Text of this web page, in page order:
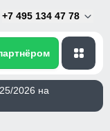
+7 495 134 47 78
2026 на